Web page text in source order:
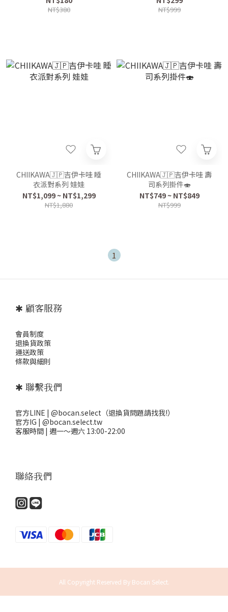
NT$380 NT$999
CHIIKAWA🇯🇵吉伊卡哇 睡
衣派對系列 娃娃
NT$1,099 ~ NT$1,299
NT$1,880
CHIIKAWA🇯🇵吉伊卡哇 壽
司系列掛件🍣
NT$749 ~ NT$849
NT$999
1
✱ 顧客服務
會員制度
退換貨政策
運送政策
條款與細則
✱ 聯繫我們
官方LINE | @bocan.select（退換貨問題請找我!）
官方IG | @bocan.select.tw
客服時間 | 週一～週六 13:00-22:00
聯絡我們
All Copyright Reserved By Bocan Select.